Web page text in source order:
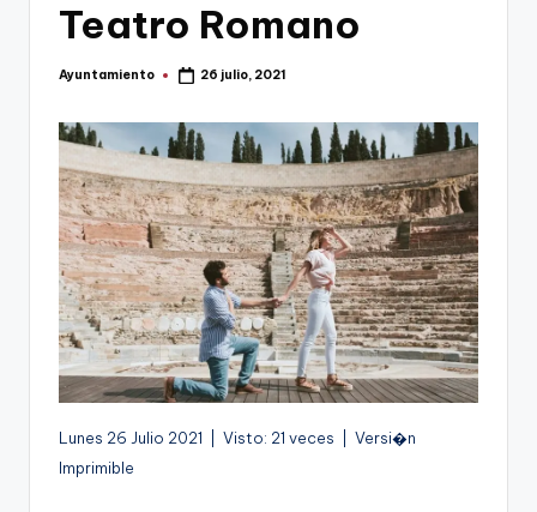
Teatro Romano
Publicado
Ayuntamiento 26 julio, 2021
Lunes 26 Julio 2021 | Visto: 21 veces | Versi�n
Imprimible